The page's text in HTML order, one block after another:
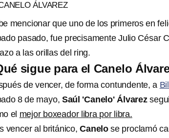
ÁLVAREZ
mencionar que uno de los primeros en
pasado, fue precisamente Julio César
a las orillas del ring.
sigue para el Canelo
de vencer, de forma contundente, a
8 de mayo, Saúl 'Canelo' Álvarez
el mejor boxeador libra por libra.
vencer al británico,Canelo se proclamó